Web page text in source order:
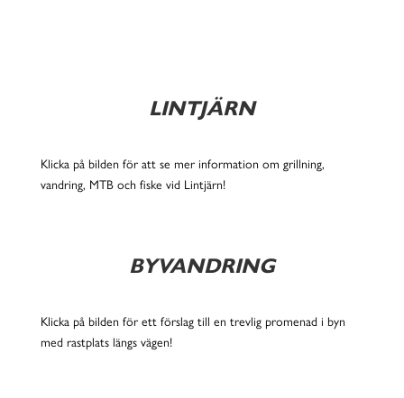
LINTJÄRN
Klicka på bilden för att se mer information om grillning,
vandring, MTB och fiske vid Lintjärn!
BYVANDRING
Klicka på bilden för ett förslag till en trevlig promenad i byn
med rastplats längs vägen!